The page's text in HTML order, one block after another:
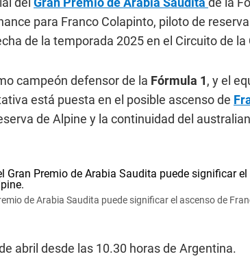
para Franco Colapinto, piloto de
de la temporada 2025 en el Circuito de la
campeón defensor de la Fórmula 1, y el
está puesta en el posible ascenso de
de Alpine y la continuidad del
de Arabia Saudita puede significar el ascenso de
abril desde las 10.30 horas de Argentina.